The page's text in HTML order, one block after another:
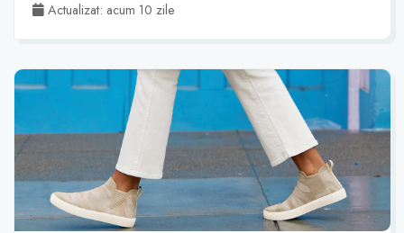
Actualizat: acum 10 zile